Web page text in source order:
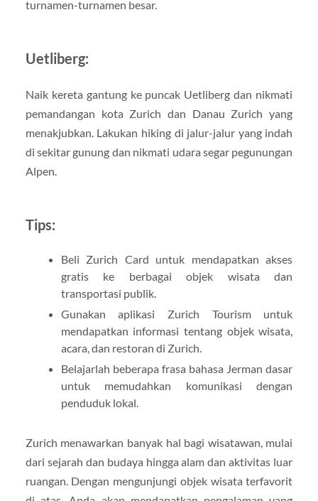
turnamen-turnamen besar.
Uetliberg:
Naik kereta gantung ke puncak Uetliberg dan nikmati
pemandangan kota Zurich dan Danau Zurich yang
menakjubkan. Lakukan hiking di jalur-jalur yang indah
di sekitar gunung dan nikmati udara segar pegunungan
Alpen.
Tips:
Beli Zurich Card untuk mendapatkan akses
gratis ke berbagai objek wisata dan
transportasi publik.
Gunakan aplikasi Zurich Tourism untuk
mendapatkan informasi tentang objek wisata,
acara, dan restoran di Zurich.
Belajarlah beberapa frasa bahasa Jerman dasar
untuk memudahkan komunikasi dengan
penduduk lokal.
Zurich menawarkan banyak hal bagi wisatawan, mulai
dari sejarah dan budaya hingga alam dan aktivitas luar
ruangan. Dengan mengunjungi objek wisata terfavorit